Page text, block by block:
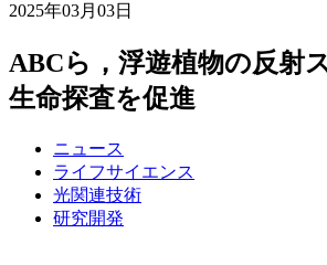
2025年03月03日
ABCら，浮遊植物の反射
生命探査を促進
ニュース
ライフサイエンス
光関連技術
研究開発